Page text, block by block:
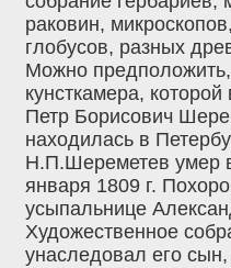
раковин,
глобусов, разных
Можно
кунсткамера,
Петр Борисович
находилась в
Н.П.Шереметев умер
января 1809 г.
усыпальнице
Художественное
унаследовал его